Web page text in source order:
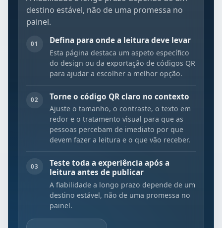
destino estável, não de uma promessa no
painel.
01 Defina para onde a leitura deve levar
Esta página destaca um aspeto específico
do design ou da exportação de códigos QR
para ajudar a escolher a melhor opção.
02 Torne o código QR claro no contexto
Ajuste o tamanho, o contraste, o texto em
redor e o tratamento visual para que as
pessoas percebam de imediato por que
devem fazer a leitura e o que vão receber.
03
Teste toda a experiência após a
leitura antes de publicar
A fiabilidade a longo prazo depende de um
destino estável, não de uma promessa no
painel.